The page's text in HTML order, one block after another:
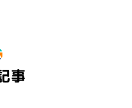
事